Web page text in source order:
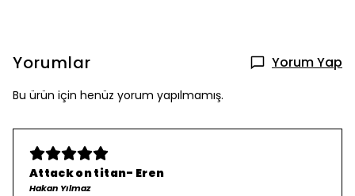
Yorumlar Yorum Yap
Bu ürün için henüz yorum yapılmamış.
Attack on titan- Eren
Hakan Yılmaz